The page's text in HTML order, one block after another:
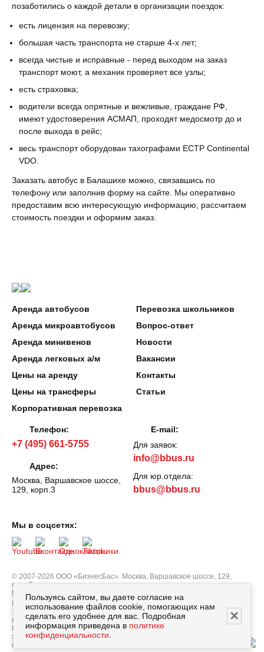
позаботились о каждой детали в организации поездок:
есть лицензия на перевозку;
большая часть транспорта не старше 4-х лет;
всегда чистые и исправные - перед выходом на заказ
транспорт моют, а механик проверяет все узлы;
есть страховка;
водители всегда опрятные и вежливые, граждане РФ,
имеют удостоверения АСМАП, проходят медосмотр до и
после выхода в рейс;
весь транспорт оборудован тахографами ECTP Continental
VDO.
Заказать автобус в Балашихе можно, связавшись по
телефону или заполнив форму на сайте. Мы оперативно
предоставим всю интересующую информацию, рассчитаем
стоимость поездки и оформим заказ.
Аренда автобусов
Аренда микроавтобусов
Аренда минивенов
Аренда легковых а/м
Цены на аренду
Цены на трансферы
Корпоративная перевозка
Перевозка школьников
Вопрос-ответ
Новости
Вакансии
Контакты
Статьи
Телефон:
+7 (495) 661-5755
Адрес:
Москва, Варшавское шоссе,
129, корп.3
E-mail:
Для заявок:
info@bbus.ru
Для юр.отдела:
bbus@bbus.ru
© 2007-2026 ООО «БизнесБас». Москва, Варшавское шоссе, 129,
корп.3.
Все права защищены.
Вся информация, опубликованная на сайте bbus.ru, в т.ч. цены
товаров, описания, характеристики и комплектации не являются
публичной офертой, определяемой положениями Статьи 437
Гражданского кодекса РФ, и носят исключительно справочный
характер. Договор оферты заключается только после подтверждения
исполнения заказа сотрудником нашей компании.
Мы в соцсетях:
Пользуясь сайтом, вы даете согласие на
использование файлов cookie, помогающих нам
сделать его удобнее для вас. Подробная
информация приведена в политике
конфиденциальности
×